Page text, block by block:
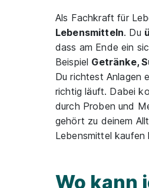
Als Fachkraft für
Lebensmitteln. Du
dass am Ende ein
Beispiel Getränke,
Du richtest Anlagen
richtig läuft. Dabei
durch Proben und
gehört zu deinem
Lebensmittel kaufen
Wo kann